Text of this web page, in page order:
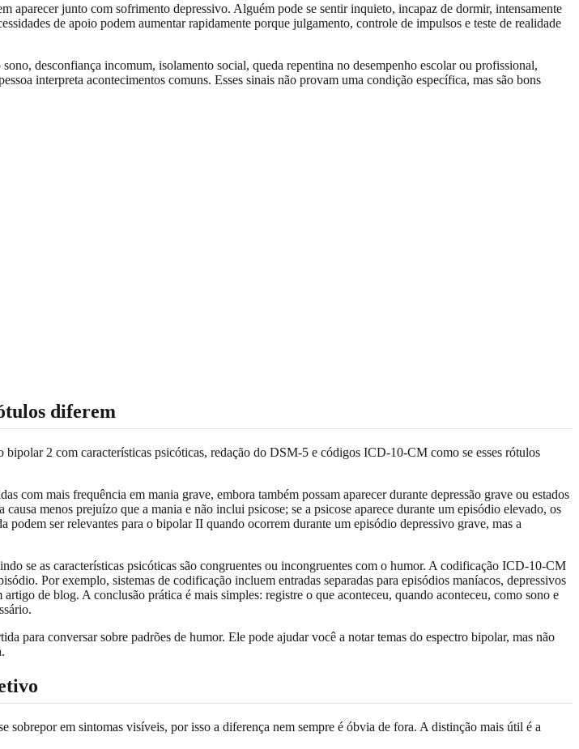
aparecer junto com sofrimento depressivo. Alguém pode se sentir inquieto, incapaz de dormir, intensamente
de apoio podem aumentar rapidamente porque julgamento, controle de impulsos e teste de realidade
desconfiança incomum, isolamento social, queda repentina no desempenho escolar ou profissional,
interpreta acontecimentos comuns. Esses sinais não provam uma condição específica, mas são bons
diferem
2 com características psicóticas, redação do DSM-5 e códigos ICD-10-CM como se esses rótulos
com mais frequência em mania grave, embora também possam aparecer durante depressão grave ou estados
menos prejuízo que a mania e não inclui psicose; se a psicose aparece durante um episódio elevado, os
ser relevantes para o bipolar II quando ocorrem durante um episódio depressivo grave, mas a
se as características psicóticas são congruentes ou incongruentes com o humor. A codificação ICD-10-CM
Por exemplo, sistemas de codificação incluem entradas separadas para episódios maníacos, depressivos
de blog. A conclusão prática é mais simples: registre o que aconteceu, quando aconteceu, como sono e
para conversar sobre padrões de humor. Ele pode ajudar você a notar temas do espectro bipolar, mas não
em sintomas visíveis, por isso a diferença nem sempre é óbvia de fora. A distinção mais útil é a